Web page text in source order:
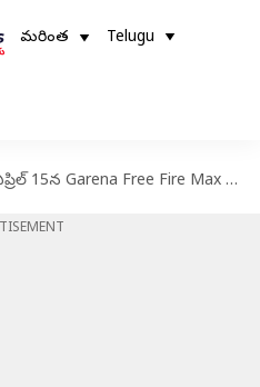
మరింత Telugu
15న Garena Free Fire Max కోడ్‌లు రీడీమ్ చేసుకునే విధానం